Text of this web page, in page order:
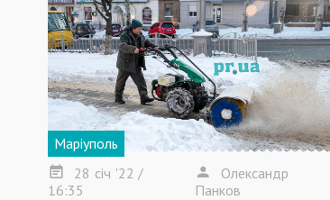
Маріуполь
28 січ '22 /
16:35
Олександр
Панков